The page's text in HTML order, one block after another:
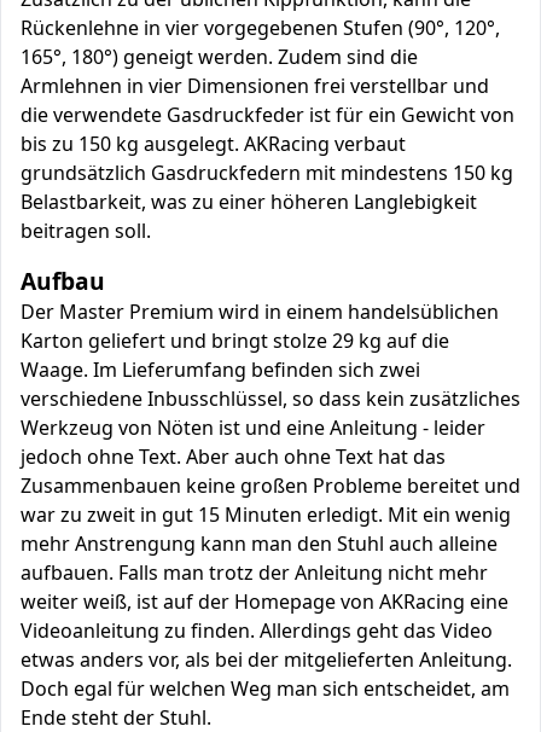
Rückenlehne in vier vorgegebenen Stufen (90°, 120°,
165°, 180°) geneigt werden. Zudem sind die
Armlehnen in vier Dimensionen frei verstellbar und
die verwendete Gasdruckfeder ist für ein Gewicht von
bis zu 150 kg ausgelegt. AKRacing verbaut
grundsätzlich Gasdruckfedern mit mindestens 150 kg
Belastbarkeit, was zu einer höheren Langlebigkeit
beitragen soll.
Aufbau
Der Master Premium wird in einem handelsüblichen
Karton geliefert und bringt stolze 29 kg auf die
Waage. Im Lieferumfang befinden sich zwei
verschiedene Inbusschlüssel, so dass kein zusätzliches
Werkzeug von Nöten ist und eine Anleitung - leider
jedoch ohne Text. Aber auch ohne Text hat das
Zusammenbauen keine großen Probleme bereitet und
war zu zweit in gut 15 Minuten erledigt. Mit ein wenig
mehr Anstrengung kann man den Stuhl auch alleine
aufbauen. Falls man trotz der Anleitung nicht mehr
weiter weiß, ist auf der Homepage von AKRacing eine
Videoanleitung zu finden. Allerdings geht das Video
etwas anders vor, als bei der mitgelieferten Anleitung.
Doch egal für welchen Weg man sich entscheidet, am
Ende steht der Stuhl.